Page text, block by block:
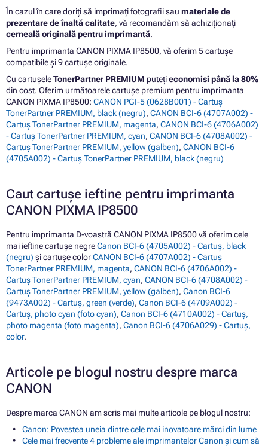
În cazul în care doriți să imprimați fotografii sau materiale de
prezentare de înaltă calitate, vă recomandăm să achiziționați
cerneală originală pentru imprimantă.
Pentru imprimanta CANON PIXMA IP8500, vă oferim 5 cartușe
compatibile și 9 cartușe originale.
Cu cartușeleTonerPartner PREMIUM putețieconomisi până la 80%
din cost. Oferim următoarele cartușe premium pentru imprimanta
CANON PIXMA IP8500: CANON PGI-5 (0628B001) - Cartuș
TonerPartner PREMIUM, black (negru), CANON BCI-6 (4707A002) -
Cartuș TonerPartner PREMIUM, magenta, CANON BCI-6 (4706A002)
- Cartuș TonerPartner PREMIUM, cyan, CANON BCI-6 (4708A002) -
Cartuș TonerPartner PREMIUM, yellow (galben), CANON BCI-6
(4705A002) - Cartuș TonerPartner PREMIUM, black (negru)
Caut cartușe ieftine pentru imprimanta
CANON PIXMA IP8500
Pentru imprimanta D-voastră CANON PIXMA IP8500 vă oferim cele
mai ieftine cartușe negreCanon BCI-6 (4705A002) - Cartuș, black
(negru) și cartușe colorCANON BCI-6 (4707A002) - Cartuș
TonerPartner PREMIUM, magenta, CANON BCI-6 (4706A002) -
Cartuș TonerPartner PREMIUM, cyan, CANON BCI-6 (4708A002) -
Cartuș TonerPartner PREMIUM, yellow (galben), Canon BCI-6
(9473A002) - Cartuș, green (verde), Canon BCI-6 (4709A002) -
Cartuș, photo cyan (foto cyan), Canon BCI-6 (4710A002) - Cartuș,
photo magenta (foto magenta), Canon BCI-6 (4706A029) - Cartuș,
color.
Articole pe blogul nostru despre marca
CANON
Despre marca CANON am scris mai multe articole pe blogul nostru:
Canon: Povestea uneia dintre cele mai inovatoare mărci din lume
Cele mai frecvente 4 probleme ale imprimantelor Canon și cum să